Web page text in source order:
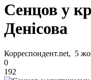
Сенцов у
Денісова
Корреспондент.net, 5
0
192